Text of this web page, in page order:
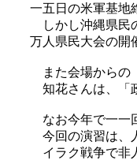
一五日の米軍基地
しかし沖縄県民
万人県民大会の開
また会場からの
知花さんは、「
なお今年で一一
今回の演習は、
イラク戦争で非